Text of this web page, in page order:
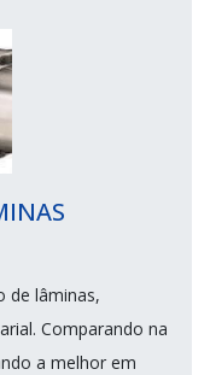
de lâminas,
Comparando na
a melhor em